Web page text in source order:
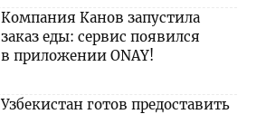
Компания Канов запустила
заказ еды: сервис появился
в приложении ONAY!
Узбекистан готов предоставить